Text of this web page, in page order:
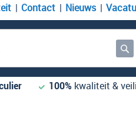
Contact Nieuws
100% kwaliteit &